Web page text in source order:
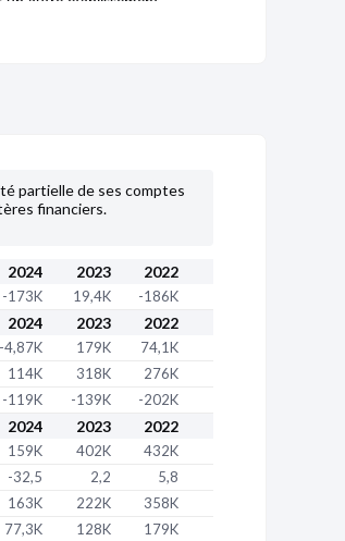
partielle de ses comptes
financiers.
2024 2023 2022
-173K 19,4K -186K
2024 2023 2022
-4,87K 179K
74,1K
114K 318K
276K
-119K -139K -202K
2024 2023 2022
159K 402K
432K
-32,5 2,2
5,8
163K 222K
358K
77,3K 128K
179K